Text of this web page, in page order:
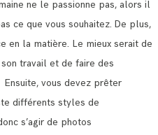
ne le passionne pas, alors il
ce que vous souhaitez. De plus,
en la matière. Le mieux serait de
travail et de faire des
vous devez prêter
différents styles de
s’agir de photos